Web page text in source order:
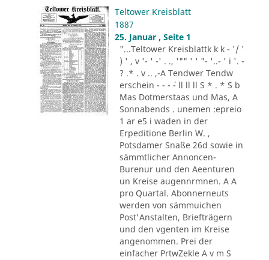
Teltower Kreisblatt
1887
25. Januar , Seite 1
"...Teltower Kreisblattk k k - '/ '
) ' , v '- ' -' . ., '"" ' ' "- '..- ' i '. -
? .* . v .. ,-A Tendwer Tendw
erschein - - - ´- ll ll ll S * . * S b
Mas Dotmerstaas und Mas, A
Sonnabends . unemen :epreio
1 ar e5 i waden in der
Erpeditione Berlin W. ,
Potsdamer Snaße 26d sowie in
sämmtlicher Annoncen-
Burenur und den Aeenturen
un Kreise augennrmnen. A A
pro Quartal. Abonnerneuts
werden von sämmuichen
Post'Anstalten, Briefträgern
und den vgenten im Kreise
angenommen. Prei der
einfacher PrtwZekle A v m S